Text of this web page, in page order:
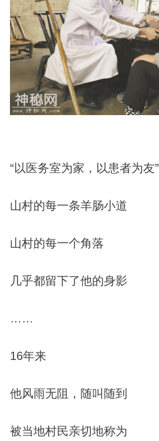
“以医务室为家，以患者为友”
山村的每一条羊肠小道
山村的每一个角落
几乎都留下了他的身影
……
16年来
他风雨无阻，随叫随到
被当地村民亲切地称为